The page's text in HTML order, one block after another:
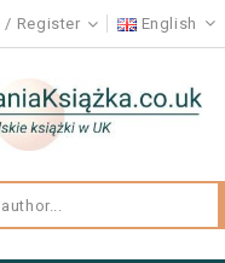
Register English